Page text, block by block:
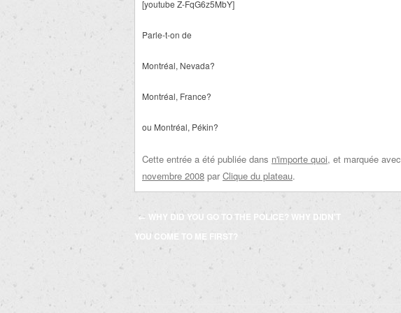
[youtube Z-FqG6z5MbY]
Parle-t-on de
Montréal, Nevada?
Montréal, France?
ou Montréal, Pékin?
Cette entrée a été publiée dans n'importe quoi, et marquée avec
novembre 2008 par Clique du plateau.
Navigation
des
articles
← WHY DID YOU GO TO THE POLICE? WHY DIDN'T
YOU COME TO ME FIRST?